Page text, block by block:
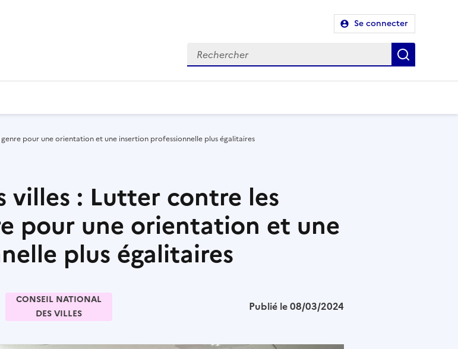
Se connecter
pour une orientation et une insertion professionnelle plus égalitaires
villes : Lutter contre les
pour une orientation et une
plus égalitaires
CONSEIL NATIONAL
DES VILLES
Publié le 08/03/2024